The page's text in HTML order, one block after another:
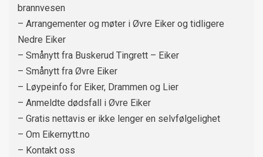
brannvesen
– Arrangementer og møter i Øvre Eiker og tidligere
Nedre Eiker
– Smånytt fra Buskerud Tingrett – Eiker
– Smånytt fra Øvre Eiker
– Løypeinfo for Eiker, Drammen og Lier
– Anmeldte dødsfall i Øvre Eiker
– Gratis nettavis er ikke lenger en selvfølgelighet
– Om Eikernytt.no
– Kontakt oss